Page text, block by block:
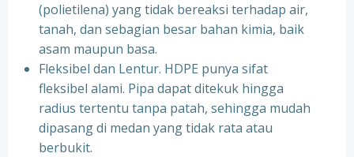
(polietilena) yang tidak bereaksi terhadap air,
tanah, dan sebagian besar bahan kimia, baik
asam maupun basa.
Fleksibel dan Lentur. HDPE punya sifat
fleksibel alami. Pipa dapat ditekuk hingga
radius tertentu tanpa patah, sehingga mudah
dipasang di medan yang tidak rata atau
berbukit.